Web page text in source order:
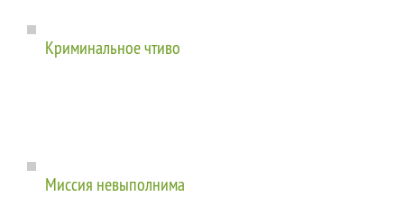
Криминальное чтиво
Миссия невыполнима